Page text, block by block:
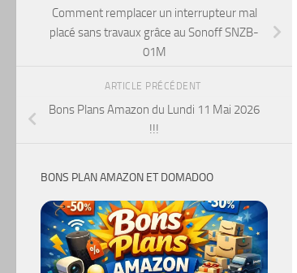
Comment remplacer un interrupteur mal
placé sans travaux grâce au Sonoff SNZB-
01M
ARTICLE PRÉCÉDENT
Bons Plans Amazon du Lundi 11 Mai 2026
!!!
BONS PLAN AMAZON ET DOMADOO